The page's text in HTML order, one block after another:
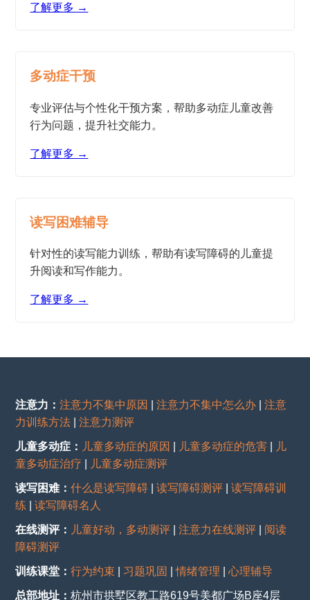
了解更多 →
多动症干预
专业评估与个性化干预方案，帮助多动症儿童改善
行为问题，提升社交能力。
了解更多 →
读写困难辅导
针对性的读写能力训练，帮助有读写障碍的儿童提
升阅读和写作能力。
了解更多 →
注意力：注意力不集中原因 |注意力不集中怎么办 |注意
力训练方法 |注意力测评
儿童多动症： 儿童多动症的原因 儿童多动症的危害
儿
童多动症治疗
儿童多动症测评
读写困难：什么是读写障碍 |读写障碍测评 |读写障碍训
练 |读写障碍名人
在线测评： 儿童好动，多动测评 |注意力在线测评
阅读
障碍测评
训练课堂：行为约束 习题巩固 |情绪管理 |心理辅导
总部地址：杭州市拱墅区教工路619号美都广场B座4层